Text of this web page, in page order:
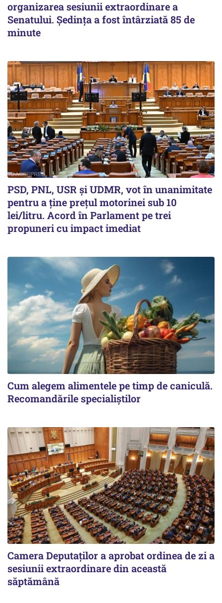
organizarea sesiunii extraordinare a
Senatului. Şedinţa a fost întârziată 85 de
minute
PSD, PNL, USR şi UDMR, vot în unanimitate
pentru a ţine preţul motorinei sub 10
lei/litru. Acord în Parlament pe trei
propuneri cu impact imediat
Cum alegem alimentele pe timp de caniculă.
Recomandările specialiștilor
Camera Deputaților a aprobat ordinea de zi a
sesiunii extraordinare din această
săptămână